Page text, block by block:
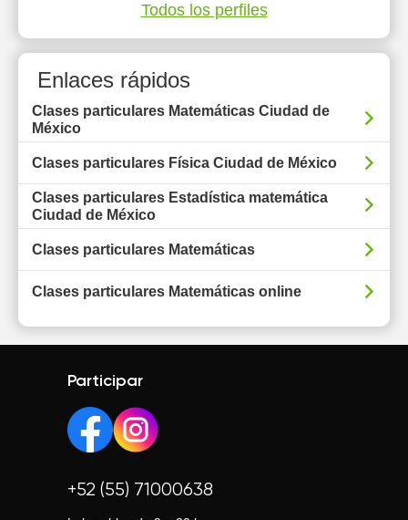
Todos los perfiles
Enlaces rápidos
Clases particulares Matemáticas Ciudad de
México
Clases particulares Física Ciudad de México
Clases particulares Estadística matemática
Ciudad de México
Clases particulares Matemáticas
Clases particulares Matemáticas online
Participar
+52 (55) 71000638